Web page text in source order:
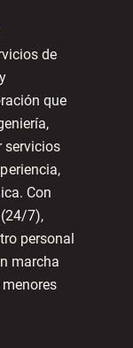
de
que
servicios
Con
7),
personal
marcha